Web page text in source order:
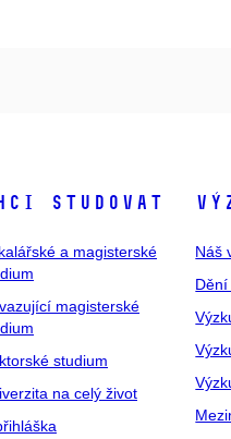
studovat
a magisterské
magisterské
studium
na celý život
Náš
Dění